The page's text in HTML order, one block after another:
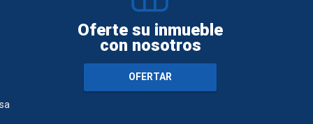
Oferte su inmueble
con nosotros
OFERTAR